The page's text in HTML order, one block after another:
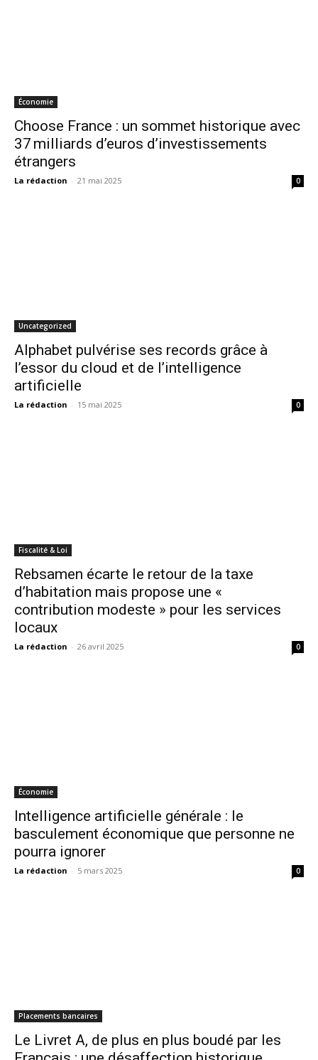
Économie
Choose France : un sommet historique avec
37 milliards d’euros d’investissements
étrangers
La rédaction - 21 mai 2025 0
Uncategorized
Alphabet pulvérise ses records grâce à
l’essor du cloud et de l’intelligence
artificielle
La rédaction - 15 mai 2025 0
Fiscalité & Loi
Rebsamen écarte le retour de la taxe
d’habitation mais propose une «
contribution modeste » pour les services
locaux
La rédaction - 26 avril 2025 0
Économie
Intelligence artificielle générale : le
basculement économique que personne ne
pourra ignorer
La rédaction - 5 mars 2025 0
Placements bancaires
Le Livret A, de plus en plus boudé par les